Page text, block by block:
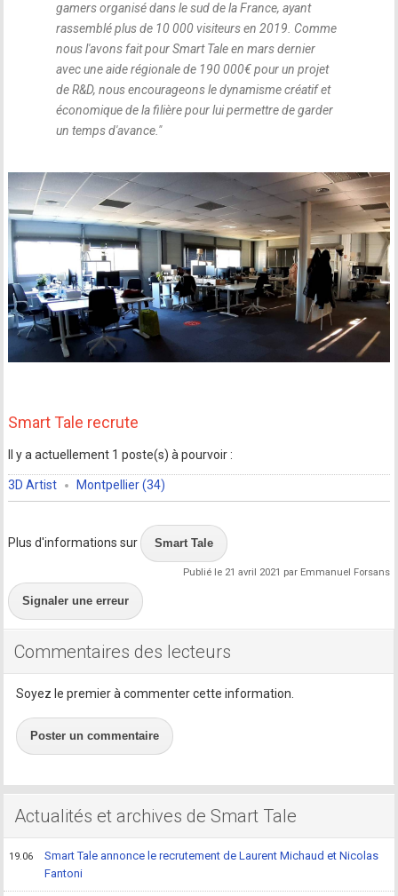
gamers organisé dans le sud de la France, ayant
rassemblé plus de 10 000 visiteurs en 2019. Comme
nous l'avons fait pour Smart Tale en mars dernier
avec une aide régionale de 190 000€ pour un projet
de R&D, nous encourageons le dynamisme créatif et
économique de la filière pour lui permettre de garder
un temps d'avance."
Smart Tale recrute
Il y a actuellement 1 poste(s) à pourvoir :
3D Artist Montpellier (34)
Plus d'informations sur Smart Tale
Publié le 21 avril 2021 par Emmanuel Forsans
Signaler une erreur
Commentaires des lecteurs
Soyez le premier à commenter cette information.
Poster un commentaire
Actualités et archives de Smart Tale
19.06
Smart Tale annonce le recrutement de Laurent Michaud et Nicolas
Fantoni